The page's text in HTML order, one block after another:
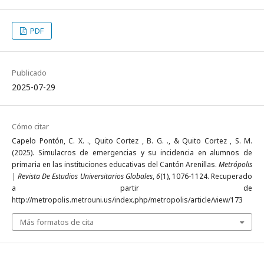
PDF
Publicado
2025-07-29
Cómo citar
Capelo Pontón, C. X. ., Quito Cortez , B. G. ., & Quito Cortez , S. M.
(2025). Simulacros de emergencias y su incidencia en alumnos de
primaria en las instituciones educativas del Cantón Arenillas. Metrópolis
| Revista De Estudios Universitarios Globales,6(1), 1076-1124. Recuperado
a partir de
http://metropolis.metrouni.us/index.php/metropolis/article/view/173
Más formatos de cita